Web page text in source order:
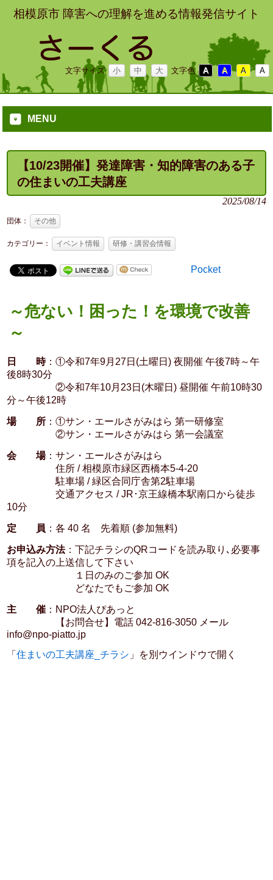
相模原市 障害への理解を進める情報発信サイト
文字サイズ 小 中 大 文字色 A A A A
MENU
【10/23開催】発達障害・知的障害のある子
の住まいの工夫講座
2025/08/14
団体： その他
カテゴリー： イベント情報 研修・講習会情報
Pocket
～危ない！困った！を環境で改善
～
日 時：①令和7年9月27日(土曜日) 夜開催 午後7時～午
後8時30分
②令和7年10月23日(木曜日) 昼開催 午前10時30
分～午後12時
場 所 ：①サン・エールさがみはら 第一研修室
②サン・エールさがみはら 第一会議室
会 場：サン・エールさがみはら
住所 / 相模原市緑区西橋本5-4-20
駐車場 / 緑区合同庁舎第2駐車場
交通アクセス / JR･京王線橋本駅南口から徒歩
10分
定 員 ：各 40 名 先着順 (参加無料)
お申込み方法：下記チラシのQRコードを読み取り､必要事
項を記入の上送信して下さい
１日のみのご参加 OK
どなたでもご参加 OK
主 催 ：NPO法人ぴあっと
【お問合せ】電話 042-816-3050 メール
info@npo-piatto.jp
「住まいの工夫講座_チラシ 」を別ウインドウで開く